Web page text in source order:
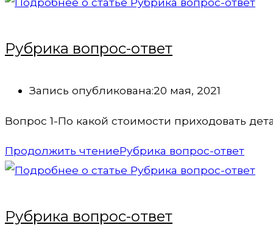
Рубрика вопрос-ответ
Запись опубликована:20 мая, 2021
Вопрос 1-По какой стоимости приходовать
Продолжить чтениеРубрика вопрос-ответ
Рубрика вопрос-ответ